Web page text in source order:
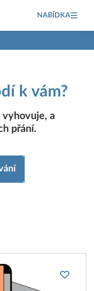
NABÍDKA
k vám?
vyhovuje, a
přání.